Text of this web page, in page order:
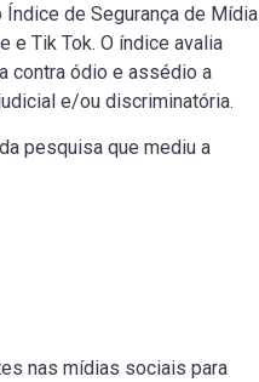
Índice de Segurança de Mídia
e Tik Tok. O índice avalia
contra ódio e assédio a
e/ou discriminatória.
pesquisa que mediu a
nas mídias sociais para